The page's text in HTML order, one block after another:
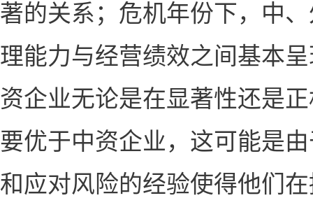
著的关系；危机年份下，中
理能力与经营绩效之间基本
资企业无论是在显著性还是
要优于中资企业，这可能是
和应对风险的经验使得他们